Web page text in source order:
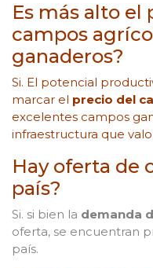
Es más alto el
campos
ganaderos?
Si. El potencial
marcar el precio del
excelentes campos
infraestructura que
Hay oferta de
país?
Si. si bien la demanda
oferta, se encuentran
país.